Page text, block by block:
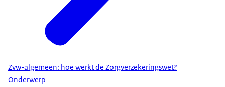
Zvw-algemeen: hoe werkt de Zorgverzekeringswet?
Onderwerp